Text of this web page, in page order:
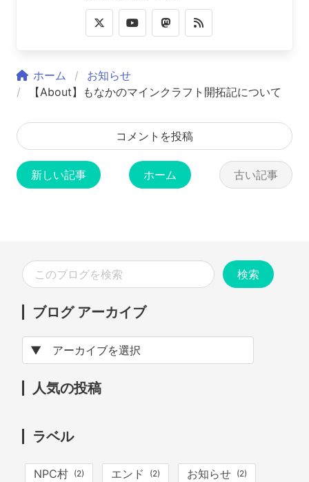
ホーム
お知らせ
【About】もなかのマインクラフト開拓記について
コメントを投稿
新しい記事 ホーム 古い記事
ブログ アーカイブ
人気の投稿
ラベル
NPC村 (2) エンド (2) お知らせ (2)